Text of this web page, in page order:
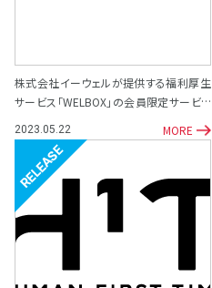
株式会社イーウェルが提供する福利厚生
サービス「WELBOX」の会員限定サービス
2023.05.22 MORE
リリース